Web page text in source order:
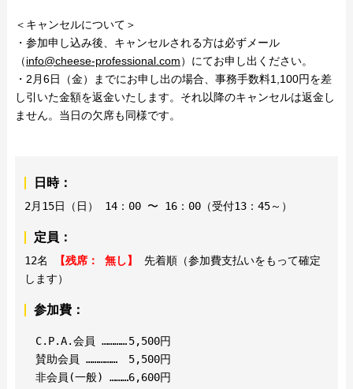
＜キャンセルについて＞
・参加申し込み後、キャンセルされる方は必ずメール
（info@cheese-professional.com）にてお申し出ください。
・2月6日（金）までにお申し出の場合、事務手数料1,100円を差
し引いた金額を返金いたします。それ以降のキャンセルは返金し
ません。当日の欠席も同様です。
日時：
2月15日（日） 14：00 〜 16：00（受付13：45～）
定員：
12名 【残席： 無し】
先着順（参加費支払いをもって確定
します）
参加費：
C.P.A.会員 …………5,500円
賛助会員 ……………
5,500円
非会員(一般) ………6,600円